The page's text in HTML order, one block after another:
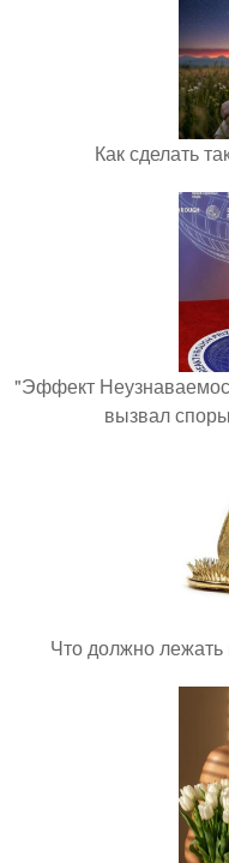
Как сделать
"Эффект
вызвал
Что должно лежать